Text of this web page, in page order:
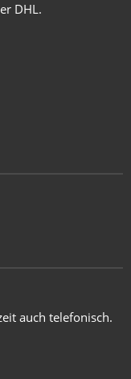
DHL.
auch telefonisch.